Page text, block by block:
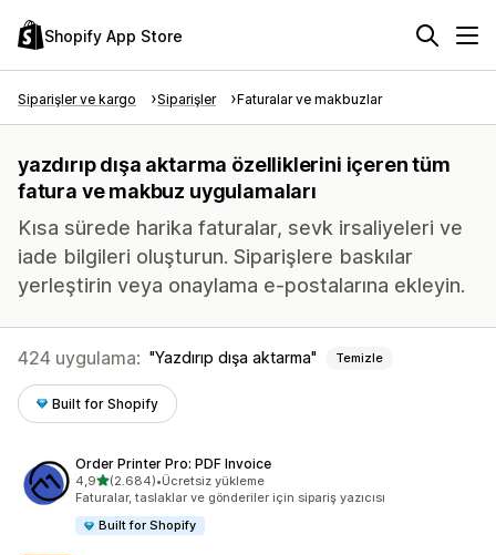
Shopify App Store
Siparişler ve kargo Siparişler Faturalar ve makbuzlar
yazdırıp dışa aktarma özelliklerini içeren tüm
fatura ve makbuz uygulamaları
Kısa sürede harika faturalar, sevk irsaliyeleri ve
iade bilgileri oluşturun. Siparişlere baskılar
yerleştirin veya onaylama e-postalarına ekleyin.
424 uygulama: Yazdırıp dışa aktarma Temizle
Built for Shopify
Order Printer Pro: PDF Invoice
4,95 yıldız üzerinden
(2.684)
toplam 2684 değerlendirme
•Ücretsiz yükleme
Faturalar, taslaklar ve gönderiler için sipariş yazıcısı
Built for Shopify